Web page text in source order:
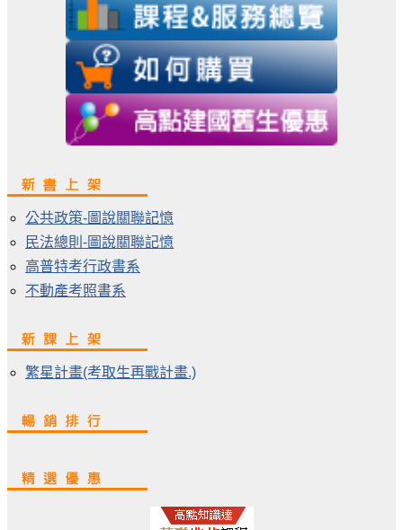
公共政策-圖說關聯記憶
民法總則-圖說關聯記憶
高普特考行政書系
不動產考照書系
繁星計畫(考取生再戰計畫.)